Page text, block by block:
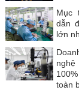
Mục
dẫn
lớn
toàn